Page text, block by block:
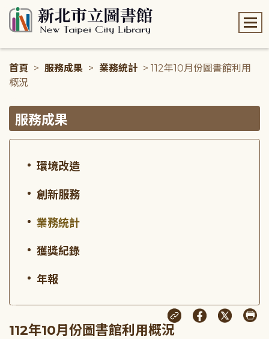
首頁 > 服務成果 > 業務統計 > 112年10月份圖書館利用
概況
服務成果
環境改造
創新服務
業務統計
獲獎紀錄
年報
:::
112年10月份圖書館利用概況